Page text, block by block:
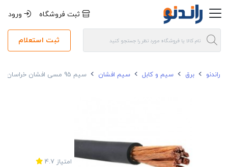
ثبت فروشگاه ورود
ثبت استعلام
راندنو برق سیم و کابل سیم افشان سیم 95 مسی افشان خراسان افشارنژاد
امتیاز 4.7